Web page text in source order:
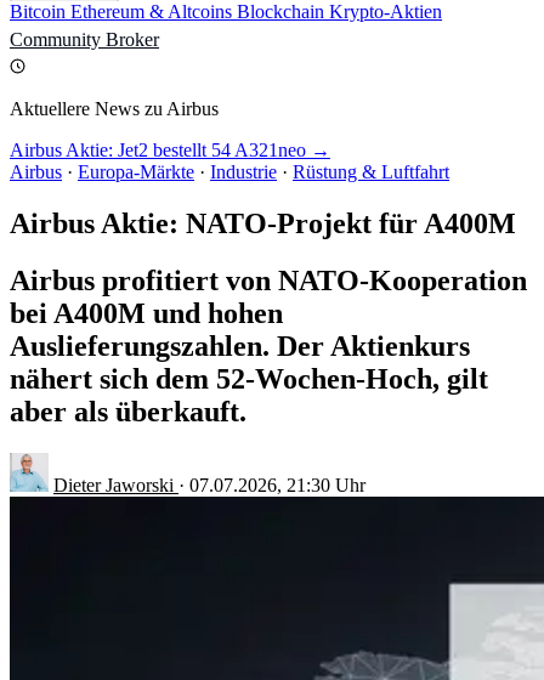
Bitcoin Ethereum & Altcoins Blockchain Krypto-Aktien
Community Broker
Aktuellere News zu Airbus
Airbus Aktie: Jet2 bestellt 54 A321neo →
Airbus · Europa-Märkte · Industrie · Rüstung & Luftfahrt
Airbus Aktie: NATO-Projekt für A400M
Airbus profitiert von NATO-Kooperation
bei A400M und hohen
Auslieferungszahlen. Der Aktienkurs
nähert sich dem 52-Wochen-Hoch, gilt
aber als überkauft.
Dieter Jaworski · 07.07.2026, 21:30 Uhr